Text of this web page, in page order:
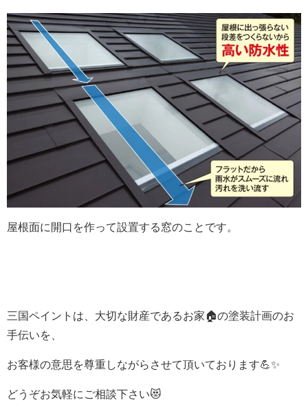
屋根面に開口を作って設置する窓のことです。
三国ペイントは、大切な財産であるお家🏠の塗装計画のお
手伝いを、
お客様の意思を尊重しながらさせて頂いております💪✨
どうぞお気軽にご相談下さい😻